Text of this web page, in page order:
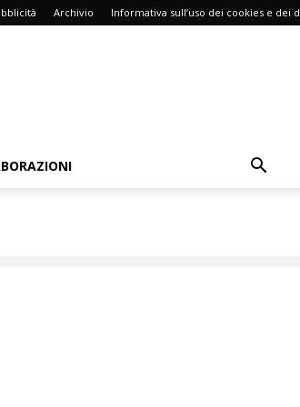
Archivio Informativa sull’uso dei cookies e dei